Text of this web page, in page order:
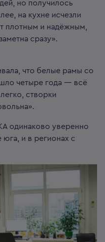
но получилось
на кухне исчезли
плотным и надёжным,
сразу».
что белые рамы со
четыре года — всё
створки
одинаково уверенно
и в регионах с